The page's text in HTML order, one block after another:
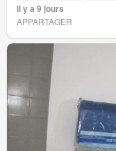
Il y a 9 jours
APPARTAGER